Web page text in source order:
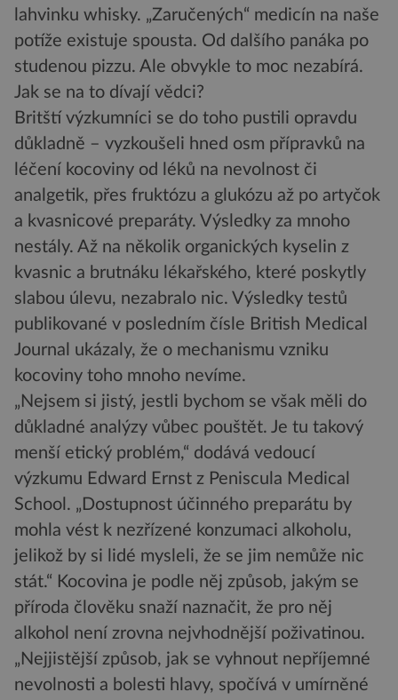
lahvinku whisky. „Zaručených“ medicín na naše
potíže existuje spousta. Od dalšího panáka po
studenou pizzu. Ale obvykle to moc nezabírá.
Jak se na to dívají vědci?
Britští výzkumníci se do toho pustili opravdu
důkladně – vyzkoušeli hned osm přípravků na
léčení kocoviny od léků na nevolnost či
analgetik, přes fruktózu a glukózu až po artyčok
a kvasnicové preparáty. Výsledky za mnoho
nestály. Až na několik organických kyselin z
kvasnic a brutnáku lékařského, které poskytly
slabou úlevu, nezabralo nic. Výsledky testů
publikované v posledním čísle British Medical
Journal ukázaly, že o mechanismu vzniku
kocoviny toho mnoho nevíme.
„Nejsem si jistý, jestli bychom se však měli do
důkladné analýzy vůbec pouštět. Je tu takový
menší etický problém,“ dodává vedoucí
výzkumu Edward Ernst z Peniscula Medical
School. „Dostupnost účinného preparátu by
mohla vést k nezřízené konzumaci alkoholu,
jelikož by si lidé mysleli, že se jim nemůže nic
stát.“ Kocovina je podle něj způsob, jakým se
příroda člověku snaží naznačit, že pro něj
alkohol není zrovna nejvhodnější poživatinou.
„Nejjistější způsob, jak se vyhnout nepříjemné
nevolnosti a bolesti hlavy, spočívá v umírněné